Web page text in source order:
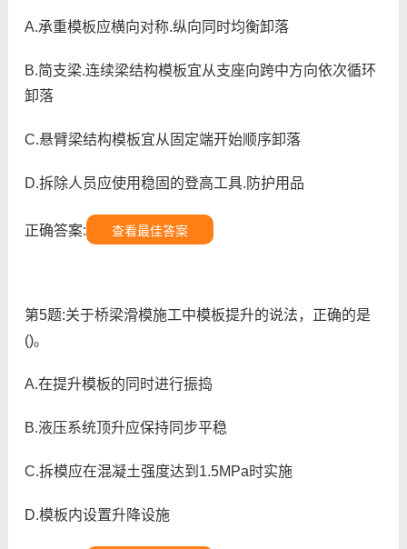
A.承重模板应横向对称.纵向同时均衡卸落
B.简支梁.连续梁结构模板宜从支座向跨中方向依次循环
卸落
C.悬臂梁结构模板宜从固定端开始顺序卸落
D.拆除人员应使用稳固的登高工具.防护用品
正确答案: 查看最佳答案
第5题:关于桥梁滑模施工中模板提升的说法，正确的是
()。
A.在提升模板的同时进行振捣
B.液压系统顶升应保持同步平稳
C.拆模应在混凝土强度达到1.5MPa时实施
D.模板内设置升降设施